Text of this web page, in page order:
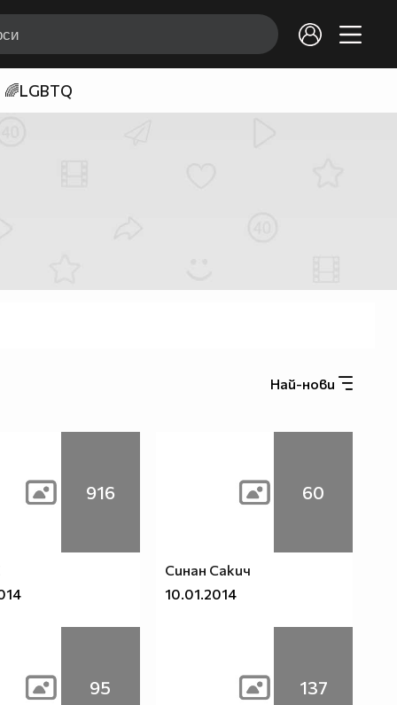
🌈LGBTQ
Най-нови
916 60
Синан Сакич
10.01.2014
95 137